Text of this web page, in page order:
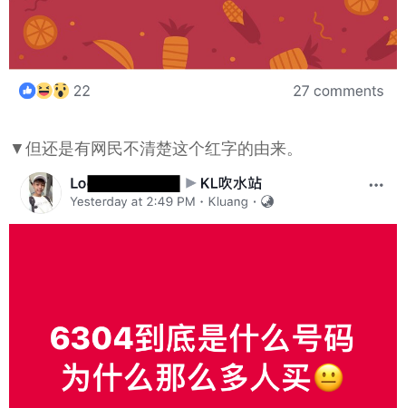
▼但还是有网民不清楚这个红字的由来。